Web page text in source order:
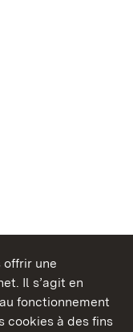
offrir une
Il s’agit en
fonctionnement
cookies à des fins
Wurtemberg